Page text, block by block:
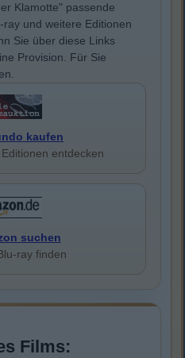
Klamotte" passende
und weitere Editionen
Sie über diese Links
Provision. Für Sie
kaufen
entdecken
suchen
ray finden
Films: